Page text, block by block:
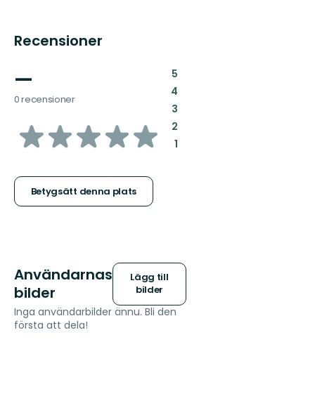
Recensioner
—
0 recensioner
av
stjärnor
Betygsätt denna plats
5:
4:
3:
2:
1:
Användarnas
bilder
Lägg till
bilder
Inga användarbilder ännu. Bli den
första att dela!